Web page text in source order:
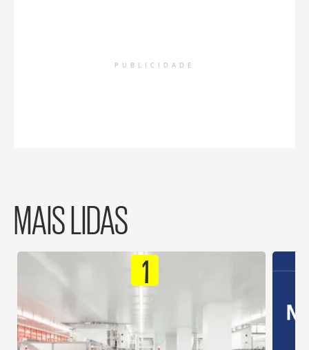
PUBLICIDADE
MAIS LIDAS
1